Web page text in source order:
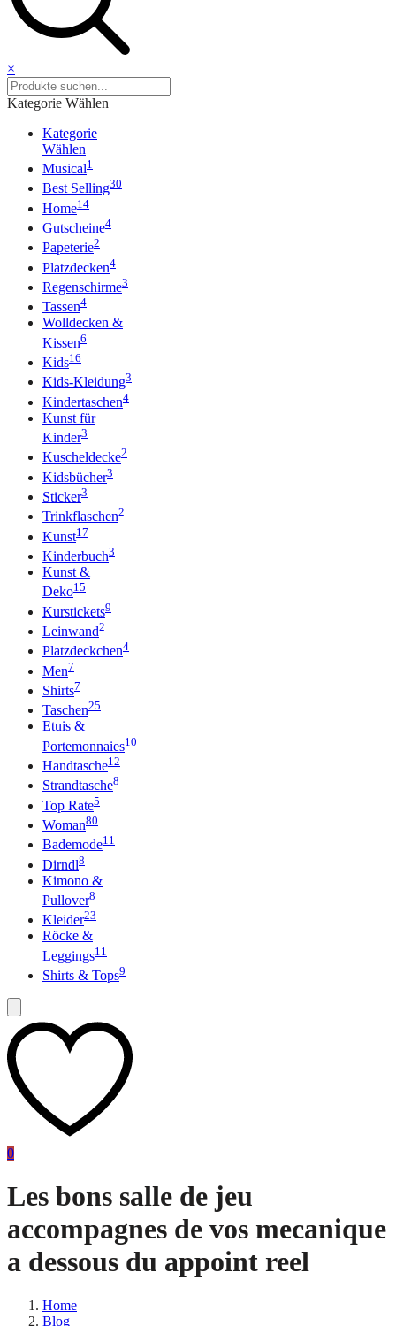
×
Kategorie Wählen
Kategorie
Wählen
Musical1
Best Selling30
Home14
Gutscheine4
Papeterie2
Platzdecken4
Regenschirme3
Tassen4
Wolldecken &
Kissen6
Kids16
Kids-Kleidung3
Kindertaschen4
Kunst für
Kinder3
Kuscheldecke2
Kidsbücher3
Sticker3
Trinkflaschen2
Kunst17
Kinderbuch3
Kunst &
Deko15
Kurstickets9
Leinwand2
Platzdeckchen4
Men7
Shirts7
Taschen25
Etuis &
Portemonnaies10
Handtasche12
Strandtasche8
Top Rate5
Woman80
Bademode11
Dirndl8
Kimono &
Pullover8
Kleider23
Röcke &
Leggings11
Shirts & Tops9
0
Les bons salle de jeu
accompagnes de vos mecanique
a dessous du appoint reel
Home
Blog